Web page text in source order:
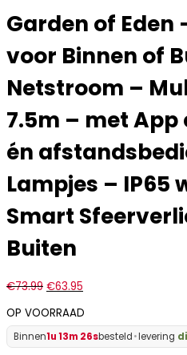
Garden of Eden
voor Binnen of
Netstroom –
7.5m – met
én
Lampjes – IP65
Smart
Buiten
€73.99 €63.95
OP VOORRAAD
Binnen1u 13m 25sbesteld•levering